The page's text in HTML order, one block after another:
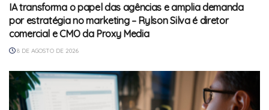
IA transforma o papel das agências e amplia demanda
por estratégia no marketing – Rylson Silva é diretor
comercial e CMO da Proxy Media
8 DE AGOSTO DE 2026